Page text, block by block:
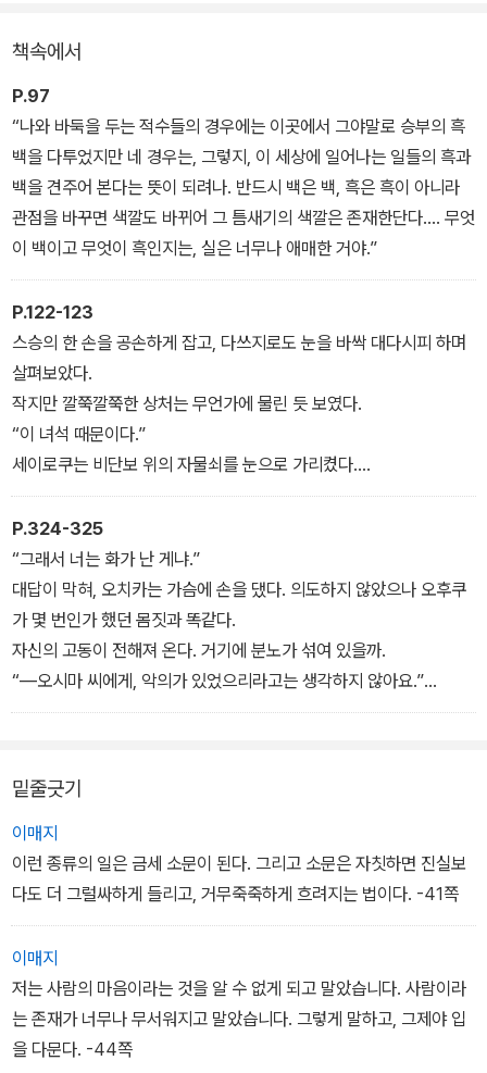
신하여, 숙부가 바둑을 두는 '흑백의 방'에서 손님을 맞이한다. 비슷한
사람은 서로를 알아보는 법. 손님 도키치 역시 남에게는 말할 수 없는
아픈 과거를 간직한 사내였다. 도키치는 그 자리에서 오치카에게 자
신의 이야기를 들려준다.
도키치의 이야기를 들으며 오치카는 깨닫는다. '세상에는 온갖 불행
이 있다. 갖가지 종류의 죄와 벌이 있다. 각각의 속죄가 있다. 어둠을
는 사람은 오치카 한 사람이어야 한다.
책속에서
P.97
“나와 바둑을 두는 적수들의 경우에는 이곳에서 그야말로 승부의 흑
백을 다투었지만 네 경우는, 그렇지, 이 세상에 일어나는 일들의 흑과
백을 견주어 본다는 뜻이 되려나. 반드시 백은 백, 흑은 흑이 아니라
관점을 바꾸면 색깔도 바뀌어 그 틈새기의 색깔은 존재한단다…. 무엇
이 백이고 무엇이 흑인지는, 실은 너무나 애매한 거야.”
P.122-123
스승의 한 손을 공손하게 잡고, 다쓰지로도 눈을 바싹 대다시피 하며
살펴보았다.
작지만 깔쭉깔쭉한 상처는 무언가에 물린 듯 보였다.
“이 녀석 때문이다.”
세이로쿠는 비단보 위의 자물쇠를 눈으로 가리켰다.
“누가 만지작거리는 것이 싫은 게지.”
다쓰지로는 한순간 오싹해졌다. 하지만 우선은 웃어 보았다. “설마요
스승님, 자물쇠는 산 것이 아닙니다.”
“아니, 살아 있다.”
처음 듣는 말은 아니다. 세이로쿠는 이전부터, 가끔 훈계하는 듯한 말
투가 되어서는 다쓰지로에게 이렇게 말해 줄 때가 있었다. 자물쇠는
산 것이다. 생명이 있다. 사람의 마음이 담기는 물건에는 혼이 깃들 때
가 있지.
P.324-325
“그래서 너는 화가 난 게냐.”
대답이 막혀, 오치카는 가슴에 손을 댔다. 의도하지 않았으나 오후쿠
가 몇 번인가 했던 몸짓과 똑같다.
자신의 고동이 전해져 온다. 거기에 분노가 섞여 있을까.
“―오시마 씨에게, 악의가 있었으리라고는 생각하지 않아요.”
“하지만 화는 나는 게로구나. 그런 얼굴을 하고 있는 것을 보면.”
마음먹기에 달렸다며, 타인이 손쉽게 옆으로 치워버리기라도 한 것처
럼 분했다.
밑줄긋기
이매지
이런 종류의 일은 금세 소문이 된다. 그리고 소문은 자칫하면 진실보
다도 더 그럴싸하게 들리고, 거무죽죽하게 흐려지는 법이다. -41쪽
이매지
저는 사람의 마음이라는 것을 알 수 없게 되고 말았습니다. 사람이라
는 존재가 너무나 무서워지고 말았습니다. 그렇게 말하고, 그제야 입
을 다문다. -44쪽